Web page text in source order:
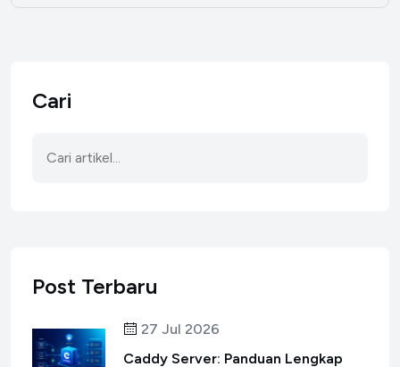
Cari
Post Terbaru
27 Jul 2026
Caddy Server: Panduan Lengkap